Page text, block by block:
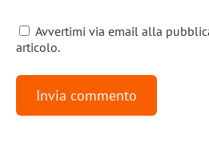
Avvertimi via email alla
articolo.